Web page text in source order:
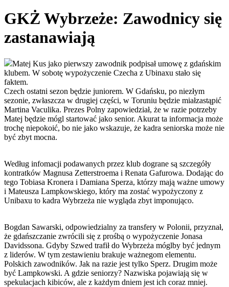
GKŻ Wybrzeże: Zawodnicy się
zastanawiają
Matej Kus jako pierwszy zawodnik podpisał umowę z gdańskim
klubem. W sobotę wypożyczenie Czecha z Ubinaxu stało się
faktem.
Czech ostatni sezon będzie juniorem. W Gdańsku, po niezłym
sezonie, zwłaszcza w drugiej części, w Toruniu będzie miałzastąpić
Martina Vaculika. Prezes Polny zapowiedział, że w razie potrzeby
Matej będzie mógl startować jako senior. Akurat ta informacja może
trochę niepokoić, bo nie jako wskazuje, że kadra seniorska może nie
być zbyt mocna.
Według infomacji podawanych przez klub dograne są szczegóły
kontratków Magnusa Zetterstroema i Renata Gafurowa. Dodając do
tego Tobiasa Kronera i Damiana Sperza, którzy mają ważne umowy
i Mateusza Lampkowskiego, który ma zostać wypożyczony z
Unibaxu to kadra Wybrzeża nie wygląda zbyt imponująco.
Bogdan Sawarski, odpowiedzialny za transfery w Polonii, przyznał,
że gdańszczanie zwrócili się z prośbą o wypożyczenie Jonasa
Davidssona. Gdyby Szwed trafił do Wybrzeża móglby być jednym
z liderów. W tym zestawieniu brakuje ważnegom elementu.
Polskich zawodników. Jak na razie jest tylko Sperz. Drugim może
być Lampkowski. A gdzie seniorzy? Nazwiska pojawiają się w
spekulacjach kibiców, ale z każdym dniem jest ich coraz mniej.